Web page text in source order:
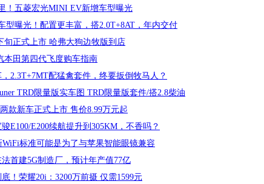
！五菱宏光MINI EV新增车型曝光
型曝光！配置更丰富，搭2.0T+8AT，年内交付
旬正式上市 哈弗大狗边牧版到店
本田第四代飞度购车指南
2.3T+7MT配猛禽套件，终要扳倒牧马人？
TRD限量版实车图 TRD限量版套件/搭2.8柴油
款新车正式上市 售价8.99万元起
E100/E200续航提升到305KM，不香吗？
WiFi标准可能是为了与苹果智能眼镜兼容
首建5G制造厂，预计年产值77亿
！荣耀20i：3200万前摄 仅需1599元